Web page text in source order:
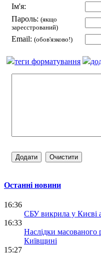
Ім'я:
Пароль: (якщо
зареєстрований)
Email: (обов'язково!)
теги форматування
Останні новини
16:36
СБУ викрила у Києві
16:33
Наслідки масованого
Київщині
15:27